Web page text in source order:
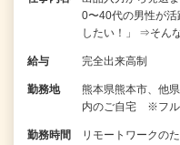
0〜40代の男性が活
したい！」 ⇒そん
給与 完全出来高制
勤務地
熊本県熊本市、他
内のご自宅 ※フル
勤務時間
リモートワークの